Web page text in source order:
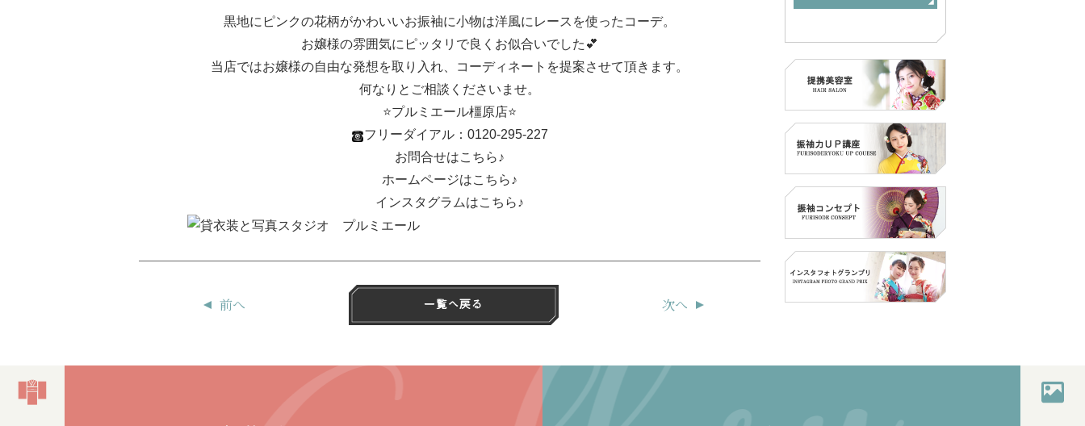
黒地にピンクの花柄がかわいいお振袖に小物は洋風にレースを使ったコーデ。
お嬢様の雰囲気にピッタリで良くお似合いでした💕
当店ではお嬢様の自由な発想を取り入れ、コーディネートを提案させて頂きます。
何なりとご相談くださいませ。
⭐プルミエール橿原店⭐
フリーダイアル：0120-295-227
お問合せはこちら♪
ホームページはこちら♪
インスタグラムはこちら♪
前へ 次へ